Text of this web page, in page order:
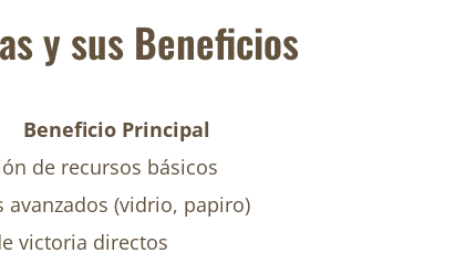
y sus Beneficios
Beneficio Principal
de recursos básicos
avanzados (vidrio, papiro)
victoria directos